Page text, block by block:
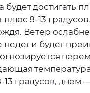
будет достигать
плюс 8-13
Ветер
недели будет
13 градусов, днем